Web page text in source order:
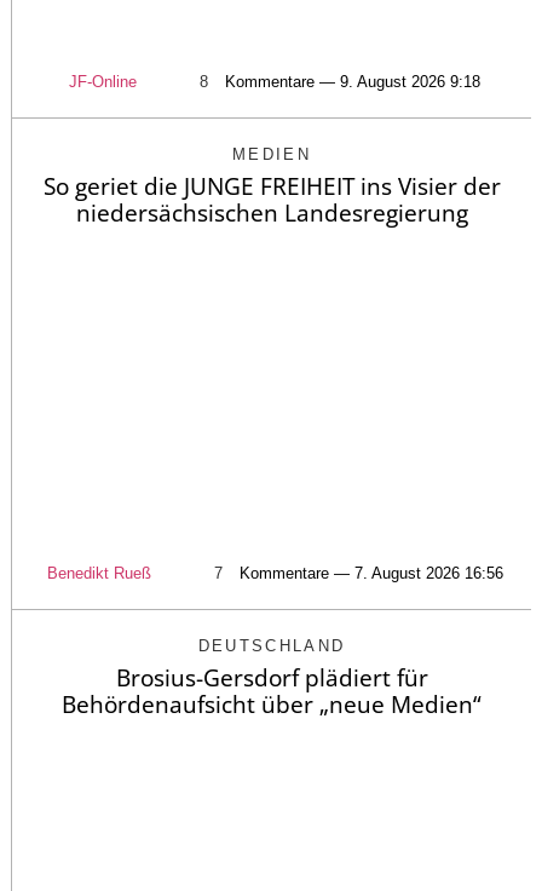
JF-Online 8 Kommentare — 9. August 2026 9:18
MEDIEN
So geriet die JUNGE FREIHEIT ins Visier der
niedersächsischen Landesregierung
Benedikt Rueß 7 Kommentare — 7. August 2026 16:56
DEUTSCHLAND
Brosius-Gersdorf plädiert für
Behördenaufsicht über „neue Medien“